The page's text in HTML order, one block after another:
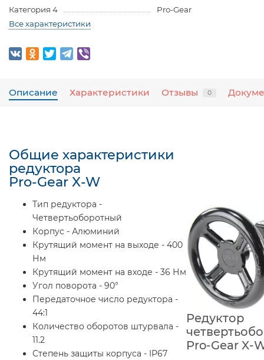
Категория 4
Pro-Gear
Все характеристики
Описание Характеристики Отзывы 0
Общие характеристики
редуктора
Pro-Gear X-W
Тип редуктора -
Четвертьоборотный
Корпус - Алюминий
Крутящий момент на выходе - 400
Нм
Крутящий момент на входе - 36 Нм
Угол поворота - 90°
Передаточное число редуктора -
44:1
Количество оборотов штурвала -
11.2
Степень защиты корпуса - IP67
Редуктор
Pro-Gear X-